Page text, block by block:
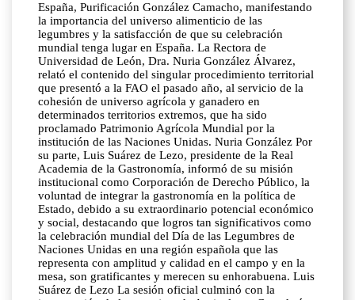
España, Purificación González Camacho, manifestando
la importancia del universo alimenticio de las
legumbres y la satisfacción de que su celebración
mundial tenga lugar en España. La Rectora de
Universidad de León, Dra. Nuria González Álvarez,
relató el contenido del singular procedimiento territorial
que presentó a la FAO el pasado año, al servicio de la
cohesión de universo agrícola y ganadero en
determinados territorios extremos, que ha sido
proclamado Patrimonio Agrícola Mundial por la
institución de las Naciones Unidas. Nuria González Por
su parte, Luis Suárez de Lezo, presidente de la Real
Academia de la Gastronomía, informó de su misión
institucional como Corporación de Derecho Público, la
voluntad de integrar la gastronomía en la política de
Estado, debido a su extraordinario potencial económico
y social, destacando que logros tan significativos como
la celebración mundial del Día de las Legumbres de
Naciones Unidas en una región española que las
representa con amplitud y calidad en el campo y en la
mesa, son gratificantes y merecen su enhorabuena. Luis
Suárez de Lezo La sesión oficial culminó con la